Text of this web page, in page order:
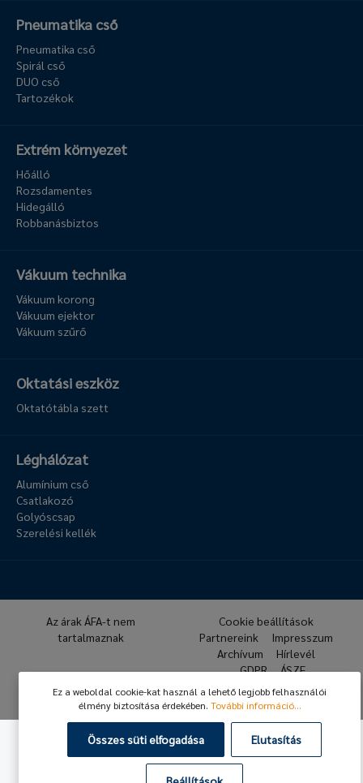
Pneumatika cső
Pneumatika cső
Spirál cső
DUO cső
Tartozékok
Extrém környezet
Hőálló
Rozsdamentes
Hidegálló
Robbanásbiztos
Vákuum technika
Vákuum korong
Vákuum ejektor
Vákuum szűrő
Oktatási eszköz
Oktatótábla szett
Léghálózat
Alumínium cső
Csatlakozó
Golyóscsap
Szerelési kellék
© 2026 Hafner Pneumatika
Az árak ÁFA-t nem
tartalmaznak
Cookie beállítások
Partnereink
Impresszum
Archívum
Hírlevél
GDPR
ÁSZF
Ez a weboldal cookie-kat használ a lehető legjobb felhasználói
élmény biztosítása érdekében. További információ...
Összes süti elfogadása Elutasítás